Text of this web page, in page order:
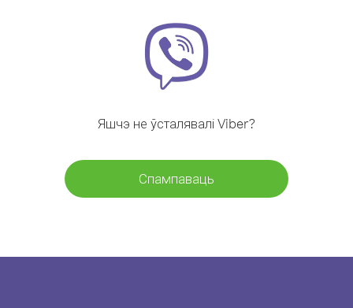
Яшчэ не ўсталявалі Viber?
Спампаваць